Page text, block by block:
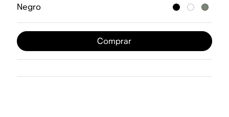
Negro
Comprar